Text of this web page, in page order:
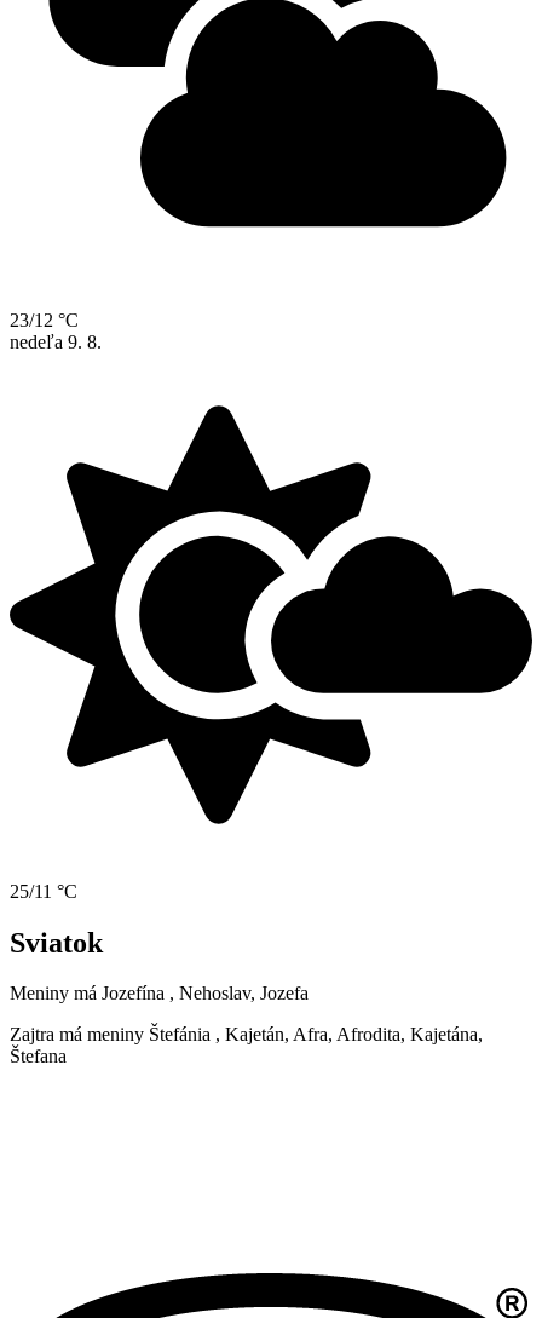
23/12 °C
nedeľa 9. 8.
25/11 °C
Sviatok
Meniny má Jozefína , Nehoslav, Jozefa
Zajtra má meniny Štefánia , Kajetán, Afra, Afrodita, Kajetána,
Štefana